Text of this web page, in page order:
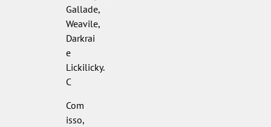
Gallade,
Weavile,
Darkrai
e
Lickilicky.
C
Com
isso,